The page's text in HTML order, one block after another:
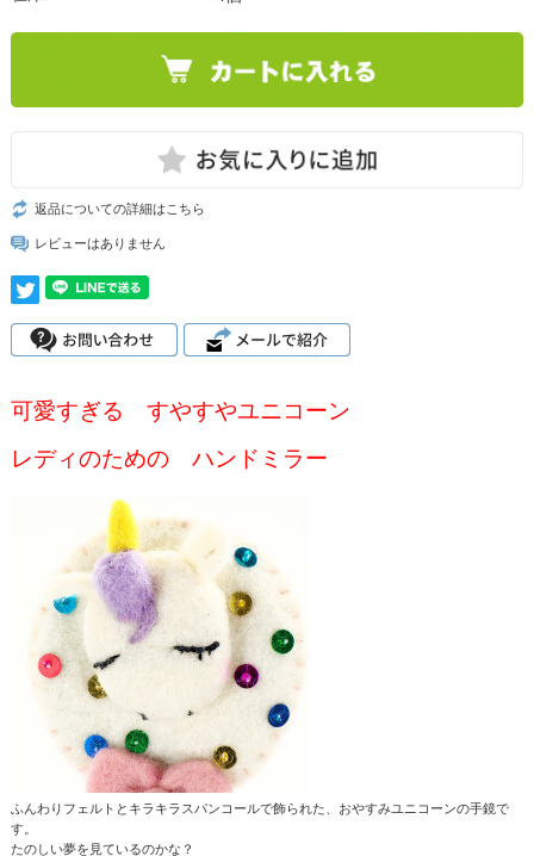
返品についての詳細はこちら
レビューはありません
可愛すぎる すやすやユニコーン
レディのための ハンドミラー
ふんわりフェルトとキラキラスパンコールで飾られた、おやすみユニコーンの手鏡で
す。
たのしい夢を見ているのかな？